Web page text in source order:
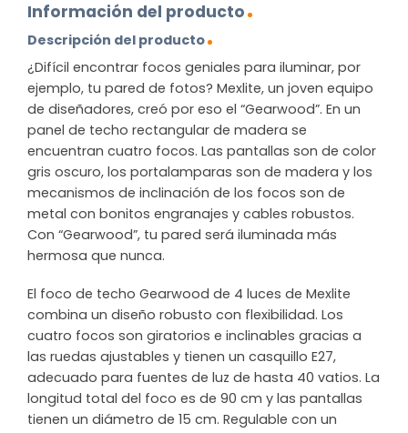
Información del producto
Descripción del producto
¿Difícil encontrar focos geniales para iluminar, por
ejemplo, tu pared de fotos? Mexlite, un joven equipo
de diseñadores, creó por eso el “Gearwood”. En un
panel de techo rectangular de madera se
encuentran cuatro focos. Las pantallas son de color
gris oscuro, los portalamparas son de madera y los
mecanismos de inclinación de los focos son de
metal con bonitos engranajes y cables robustos.
Con “Gearwood”, tu pared será iluminada más
hermosa que nunca.
El foco de techo Gearwood de 4 luces de Mexlite
combina un diseño robusto con flexibilidad. Los
cuatro focos son giratorios e inclinables gracias a
las ruedas ajustables y tienen un casquillo E27,
adecuado para fuentes de luz de hasta 40 vatios. La
longitud total del foco es de 90 cm y las pantallas
tienen un diámetro de 15 cm. Regulable con un